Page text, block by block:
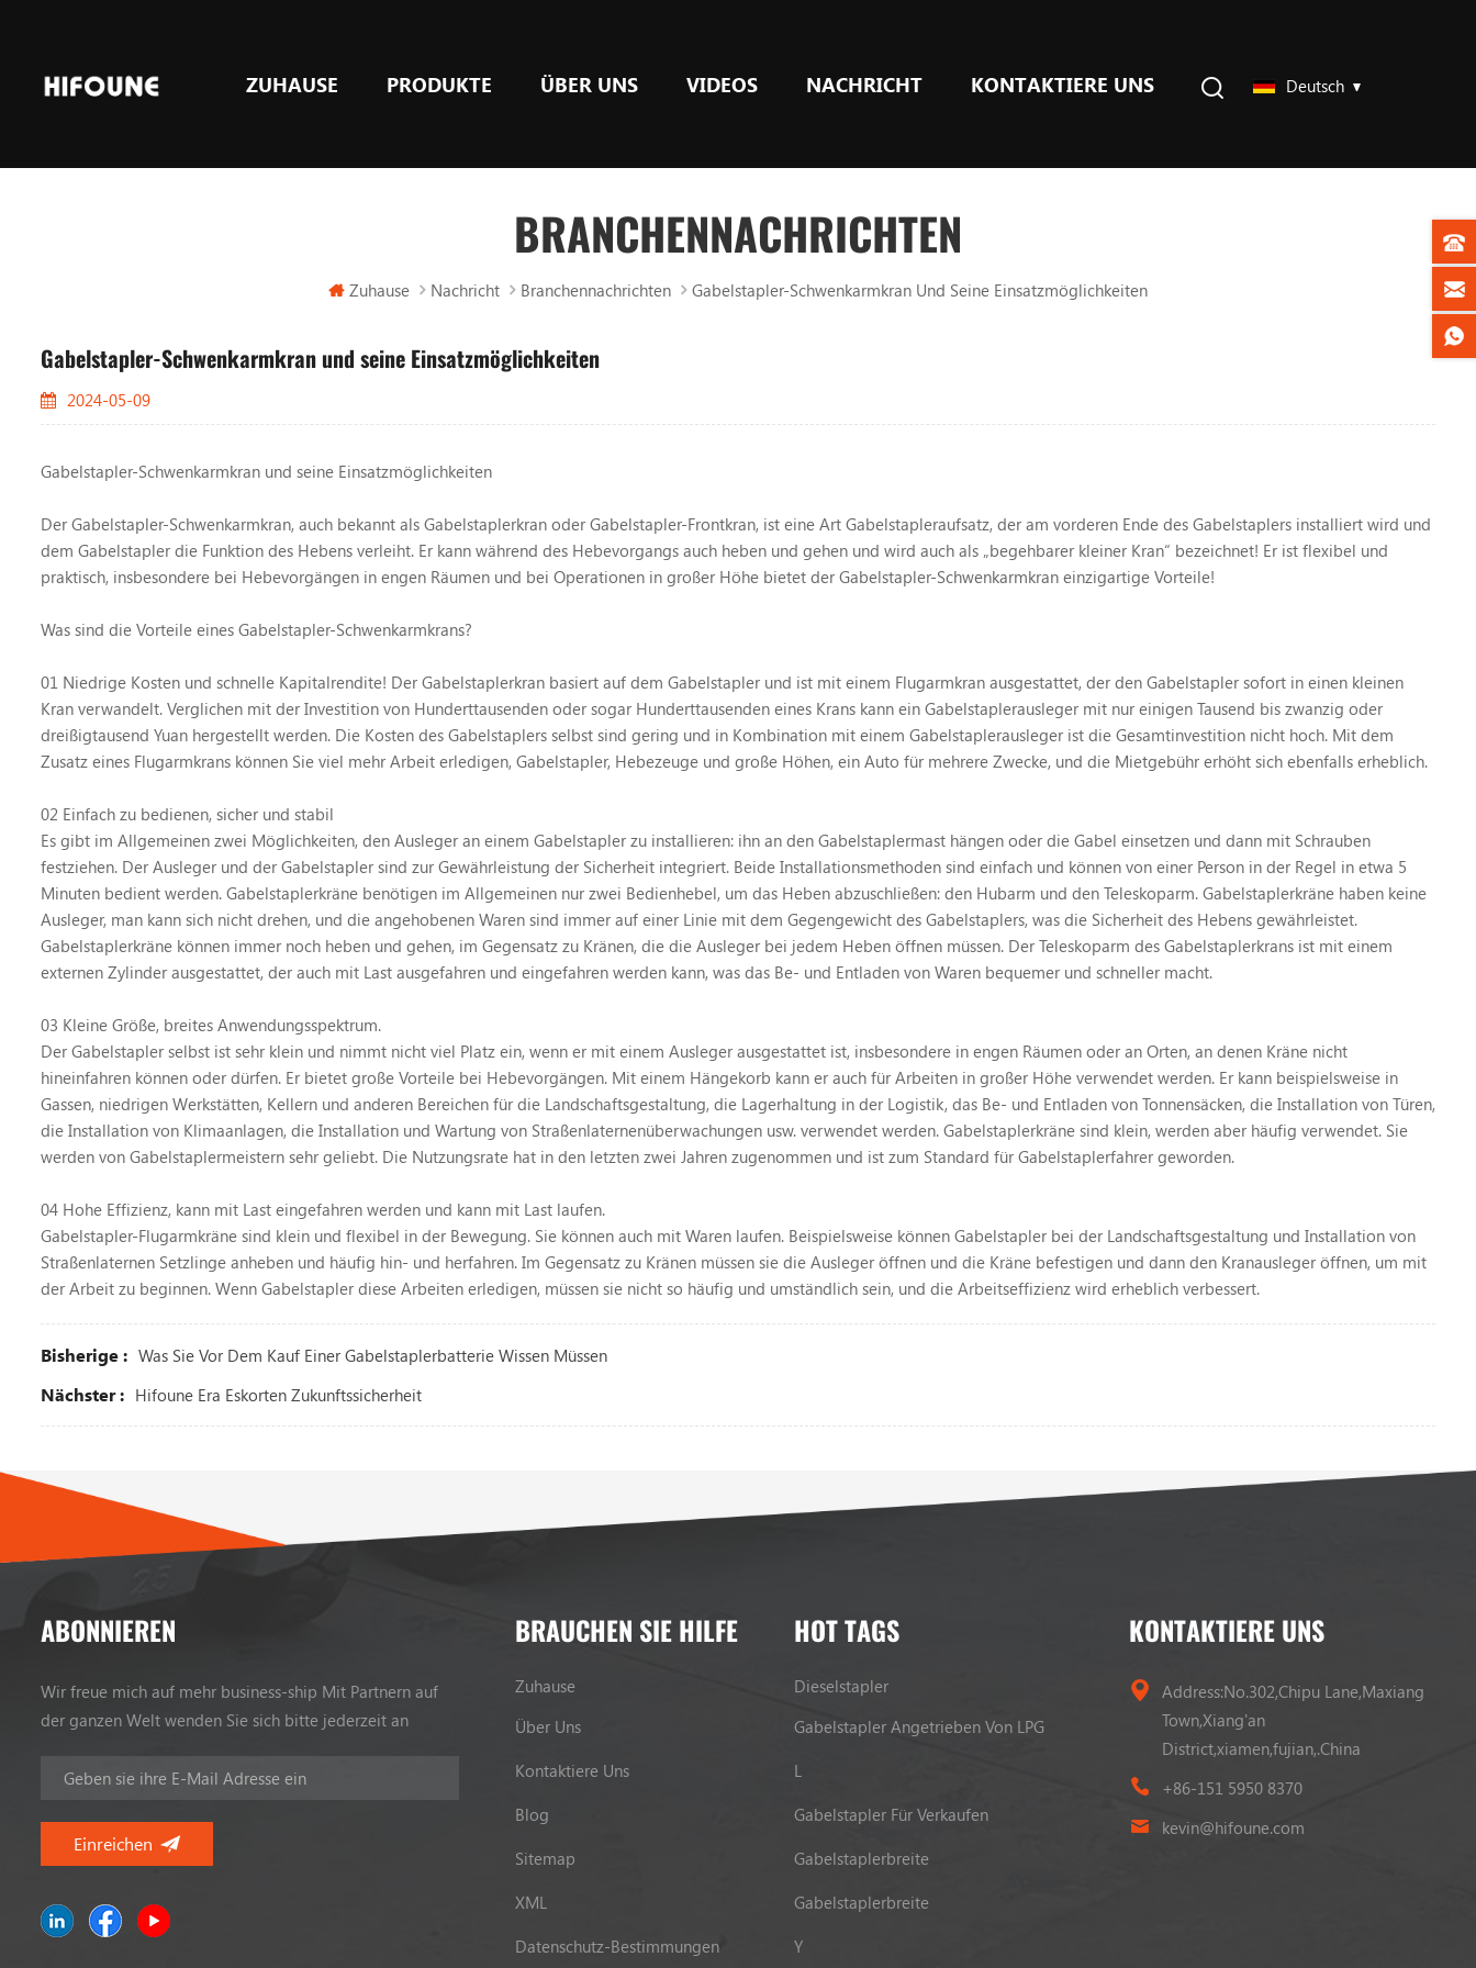
ZUHAUSE PRODUKTE ÜBER UNS VIDEOS NACHRICHT KONTAKTIERE UNS Deutsch
BRANCHENNACHRICHTEN
Zuhause Nachricht Branchennachrichten Gabelstapler-Schwenkarmkran Und Seine Einsatzmöglichkeiten
Gabelstapler-Schwenkarmkran und seine Einsatzmöglichkeiten
2024-05-09
Gabelstapler-Schwenkarmkran und seine Einsatzmöglichkeiten
Der Gabelstapler-Schwenkarmkran, auch bekannt als Gabelstaplerkran oder Gabelstapler-Frontkran, ist eine Art Gabelstapleraufsatz, der am vorderen Ende des Gabelstaplers installiert wird und
dem Gabelstapler die Funktion des Hebens verleiht. Er kann während des Hebevorgangs auch heben und gehen und wird auch als „begehbarer kleiner Kran“ bezeichnet! Er ist flexibel und
praktisch, insbesondere bei Hebevorgängen in engen Räumen und bei Operationen in großer Höhe bietet der Gabelstapler-Schwenkarmkran einzigartige Vorteile!
Was sind die Vorteile eines Gabelstapler-Schwenkarmkrans?
01 Niedrige Kosten und schnelle Kapitalrendite! Der Gabelstaplerkran basiert auf dem Gabelstapler und ist mit einem Flugarmkran ausgestattet, der den Gabelstapler sofort in einen kleinen
Kran verwandelt. Verglichen mit der Investition von Hunderttausenden oder sogar Hunderttausenden eines Krans kann ein Gabelstaplerausleger mit nur einigen Tausend bis zwanzig oder
dreißigtausend Yuan hergestellt werden. Die Kosten des Gabelstaplers selbst sind gering und in Kombination mit einem Gabelstaplerausleger ist die Gesamtinvestition nicht hoch. Mit dem
Zusatz eines Flugarmkrans können Sie viel mehr Arbeit erledigen, Gabelstapler, Hebezeuge und große Höhen, ein Auto für mehrere Zwecke, und die Mietgebühr erhöht sich ebenfalls erheblich.
02 Einfach zu bedienen, sicher und stabil
Es gibt im Allgemeinen zwei Möglichkeiten, den Ausleger an einem Gabelstapler zu installieren: ihn an den Gabelstaplermast hängen oder die Gabel einsetzen und dann mit Schrauben
festziehen. Der Ausleger und der Gabelstapler sind zur Gewährleistung der Sicherheit integriert. Beide Installationsmethoden sind einfach und können von einer Person in der Regel in etwa 5
Minuten bedient werden. Gabelstaplerkräne benötigen im Allgemeinen nur zwei Bedienhebel, um das Heben abzuschließen: den Hubarm und den Teleskoparm. Gabelstaplerkräne haben keine
Ausleger, man kann sich nicht drehen, und die angehobenen Waren sind immer auf einer Linie mit dem Gegengewicht des Gabelstaplers, was die Sicherheit des Hebens gewährleistet.
Gabelstaplerkräne können immer noch heben und gehen, im Gegensatz zu Kränen, die die Ausleger bei jedem Heben öffnen müssen. Der Teleskoparm des Gabelstaplerkrans ist mit einem
externen Zylinder ausgestattet, der auch mit Last ausgefahren und eingefahren werden kann, was das Be- und Entladen von Waren bequemer und schneller macht.
03 Kleine Größe, breites Anwendungsspektrum.
Der Gabelstapler selbst ist sehr klein und nimmt nicht viel Platz ein, wenn er mit einem Ausleger ausgestattet ist, insbesondere in engen Räumen oder an Orten, an denen Kräne nicht
hineinfahren können oder dürfen. Er bietet große Vorteile bei Hebevorgängen. Mit einem Hängekorb kann er auch für Arbeiten in großer Höhe verwendet werden. Er kann beispielsweise in
Gassen, niedrigen Werkstätten, Kellern und anderen Bereichen für die Landschaftsgestaltung, die Lagerhaltung in der Logistik, das Be- und Entladen von Tonnensäcken, die Installation von Türen,
die Installation von Klimaanlagen, die Installation und Wartung von Straßenlaternenüberwachungen usw. verwendet werden. Gabelstaplerkräne sind klein, werden aber häufig verwendet. Sie
werden von Gabelstaplermeistern sehr geliebt. Die Nutzungsrate hat in den letzten zwei Jahren zugenommen und ist zum Standard für Gabelstaplerfahrer geworden.
04 Hohe Effizienz, kann mit Last eingefahren werden und kann mit Last laufen.
Gabelstapler-Flugarmkräne sind klein und flexibel in der Bewegung. Sie können auch mit Waren laufen. Beispielsweise können Gabelstapler bei der Landschaftsgestaltung und Installation von
Straßenlaternen Setzlinge anheben und häufig hin- und herfahren. Im Gegensatz zu Kränen müssen sie die Ausleger öffnen und die Kräne befestigen und dann den Kranausleger öffnen, um mit
der Arbeit zu beginnen. Wenn Gabelstapler diese Arbeiten erledigen, müssen sie nicht so häufig und umständlich sein, und die Arbeitseffizienz wird erheblich verbessert.
Bisherige : Was Sie Vor Dem Kauf Einer Gabelstaplerbatterie Wissen Müssen
Nächster : Hifoune Era Eskorten Zukunftssicherheit
ABONNIEREN
Wir freue mich auf mehr business-ship Mit Partnern auf
der ganzen Welt wenden Sie sich bitte jederzeit an
BRAUCHEN SIE HILFE
Zuhause
Über Uns
Kontaktiere Uns
Blog
Sitemap
XML
Datenschutz-Bestimmungen
HOT TAGS
Dieselstapler
Gabelstapler Angetrieben Von LPG
L
Gabelstapler Für Verkaufen
Gabelstaplerbreite
Gabelstaplerbreite
Y
KONTAKTIERE UNS
Address:No.302,Chipu Lane,Maxiang
Town,Xiang'an
District,xiamen,fujian,.China
+86-151 5950 8370
kevin@hifoune.com